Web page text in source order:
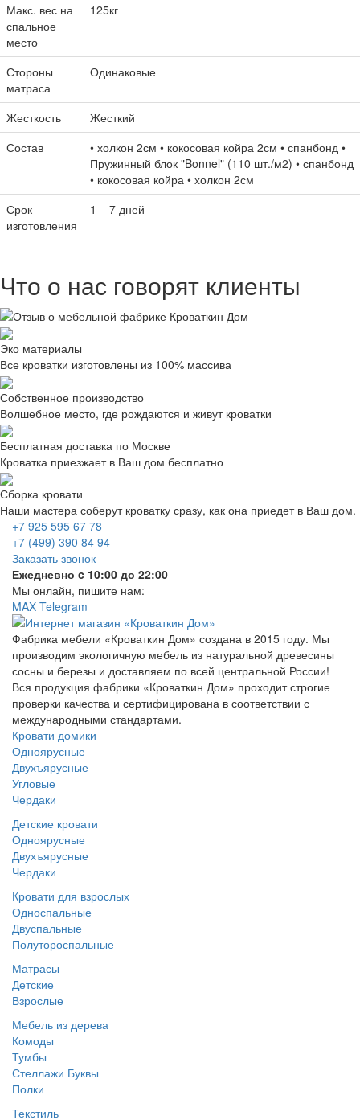
Макс. вес на
спальное
место
125кг
Стороны
матраса
Одинаковые
Жесткость
Жесткий
Состав
• холкон 2см • кокосовая койра 2см • спанбонд •
Пружинный блок "Bonnel" (110 шт./м2) • спанбонд
• кокосовая койра • холкон 2см
Срок
изготовления
1 – 7 дней
Что о нас говорят клиенты
Эко материалы
Все кроватки изготовлены из 100% массива
Собственное производство
Волшебное место, где рождаются и живут кроватки
Бесплатная доставка по Москве
Кроватка приезжает в Ваш дом бесплатно
Сборка кровати
Наши мастера соберут кроватку сразу, как она приедет в Ваш дом.
+7 925 595 67 78
+7 (499) 390 84 94
Заказать звонок
Ежедневно c 10:00 до 22:00
Мы онлайн, пишите нам:
MAX Telegram
Фабрика мебели «Кроваткин Дом» создана в 2015 году. Мы
производим экологичную мебель из натуральной древесины
сосны и березы и доставляем по всей центральной России!
Вся продукция фабрики «Кроваткин Дом» проходит строгие
проверки качества и сертифицирована в соответствии с
международными стандартами.
Кровати домики
Одноярусные
Двухъярусные
Угловые
Чердаки
Детские кровати
Одноярусные
Двухъярусные
Чердаки
Кровати для взрослых
Односпальные
Двуспальные
Полутороспальные
Матрасы
Детские
Взрослые
Мебель из дерева
Комоды
Тумбы
Стеллажи Буквы
Полки
Текстиль